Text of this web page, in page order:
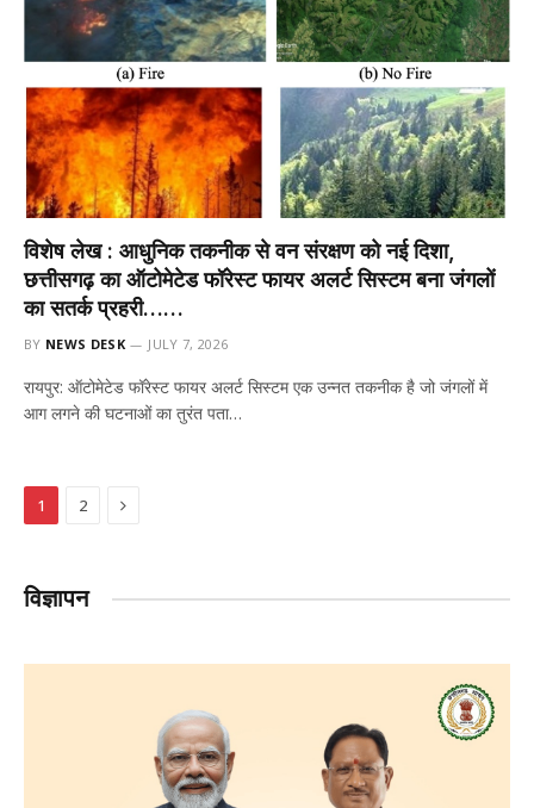
विशेष लेख : आधुनिक तकनीक से वन संरक्षण को नई दिशा,
छत्तीसगढ़ का ऑटोमेटेड फॉरेस्ट फायर अलर्ट सिस्टम बना जंगलों
का सतर्क प्रहरी……
BY NEWS DESK JULY 7, 2026
रायपुर: ऑटोमेटेड फॉरेस्ट फायर अलर्ट सिस्टम एक उन्नत तकनीक है जो जंगलों में
आग लगने की घटनाओं का तुरंत पता…
1 2 Next
विज्ञापन